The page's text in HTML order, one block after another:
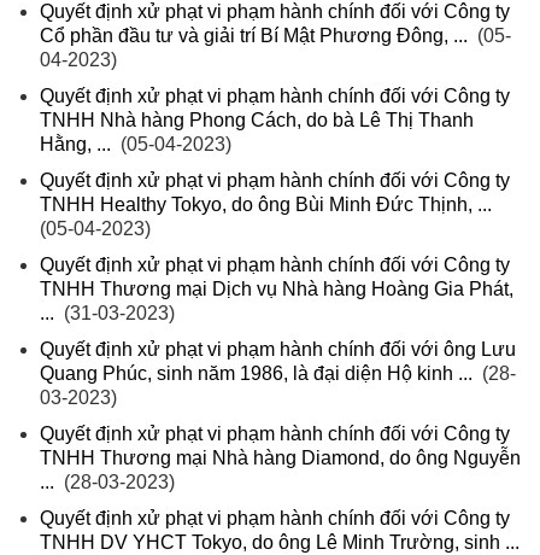
Quyết định xử phạt vi phạm hành chính đối với Công ty
Cổ phần đầu tư và giải trí Bí Mật Phương Đông, ... (05-
04-2023)
Quyết định xử phạt vi phạm hành chính đối với Công ty
TNHH Nhà hàng Phong Cách, do bà Lê Thị Thanh
Hằng, ... (05-04-2023)
Quyết định xử phạt vi phạm hành chính đối với Công ty
TNHH Healthy Tokyo, do ông Bùi Minh Đức Thịnh, ...
(05-04-2023)
Quyết định xử phạt vi phạm hành chính đối với Công ty
TNHH Thương mại Dịch vụ Nhà hàng Hoàng Gia Phát,
... (31-03-2023)
Quyết định xử phạt vi phạm hành chính đối với ông Lưu
Quang Phúc, sinh năm 1986, là đại diện Hộ kinh ... (28-
03-2023)
Quyết định xử phạt vi phạm hành chính đối với Công ty
TNHH Thương mại Nhà hàng Diamond, do ông Nguyễn
... (28-03-2023)
Quyết định xử phạt vi phạm hành chính đối với Công ty
TNHH DV YHCT Tokyo, do ông Lê Minh Trường, sinh ...